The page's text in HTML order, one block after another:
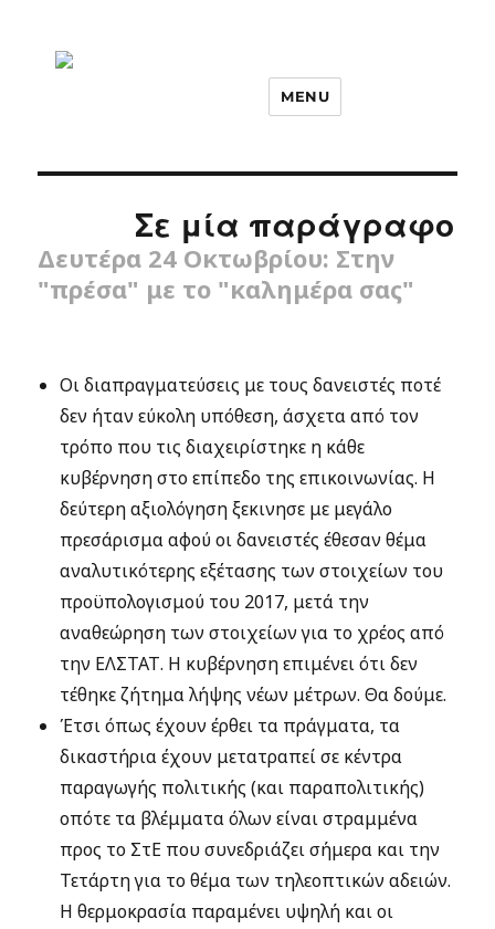
MENU
Σε μία παράγραφο
Δευτέρα 24 Οκτωβρίου: Στην
"πρέσα" με το "καλημέρα σας"
Οι διαπραγματεύσεις με τους δανειστές ποτέ
δεν ήταν εύκολη υπόθεση, άσχετα από τον
τρόπο που τις διαχειρίστηκε η κάθε
κυβέρνηση στο επίπεδο της επικοινωνίας. Η
δεύτερη αξιολόγηση ξεκινησε με μεγάλο
πρεσάρισμα αφού οι δανειστές έθεσαν θέμα
αναλυτικότερης εξέτασης των στοιχείων του
προϋπολογισμού του 2017, μετά την
αναθεώρηση των στοιχείων για το χρέος από
την ΕΛΣΤΑΤ. Η κυβέρνηση επιμένει ότι δεν
τέθηκε ζήτημα λήψης νέων μέτρων. Θα δούμε.
Έτσι όπως έχουν έρθει τα πράγματα, τα
δικαστήρια έχουν μετατραπεί σε κέντρα
παραγωγής πολιτικής (και παραπολιτικής)
οπότε τα βλέμματα όλων είναι στραμμένα
προς το ΣτΕ που συνεδριάζει σήμερα και την
Τετάρτη για το θέμα των τηλεοπτικών αδειών.
Η θερμοκρασία παραμένει υψηλή και οι